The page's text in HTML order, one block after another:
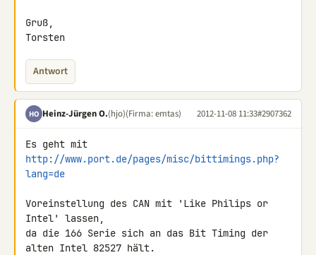
Gruß,
Torsten
Antwort
HO Heinz-Jürgen O.(hjo)(Firma: emtas) 2012-11-08 11:33#2907362
http://www.port.de/pages/misc/bittimings.php?
lang=de
Voreinstellung des CAN mit 'Like Philips or
Intel' lassen,
da die 166 Serie sich an das Bit Timing der
alten Intel 82527 hält.